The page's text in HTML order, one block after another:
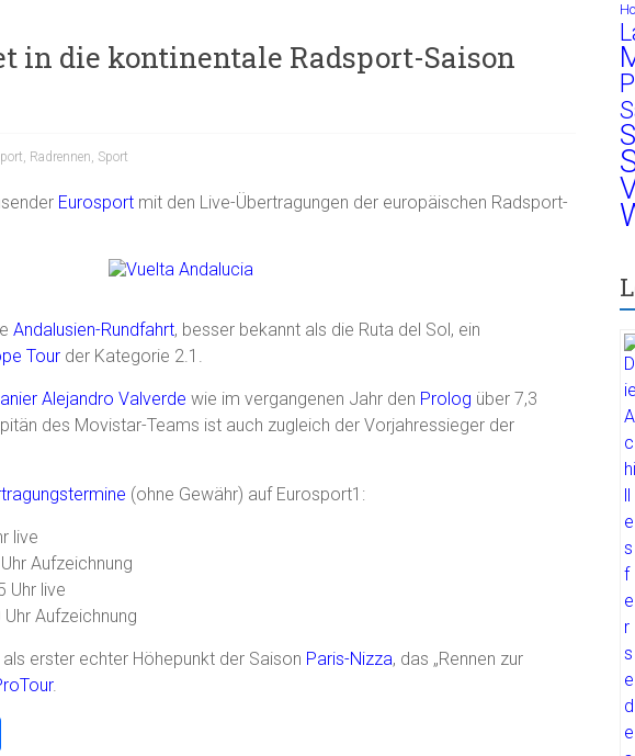
n in die kontinentale Radsport-Saison
Radrennen Sport
Eurosport mit den Live-Übertragungen der europäischen Radsport-
Andalusien-Rundfahrt, besser bekannt als die Ruta del Sol, ein
Tour der Kategorie 2.1.
Alejandro Valverde wie im vergangenen Jahr den Prolog über 7,3
des Movistar-Teams ist auch zugleich der Vorjahressieger der
(ohne Gewähr) auf Eurosport1:
live
Aufzeichnung
Uhr live
Aufzeichnung
erster echter Höhepunkt der Saison Paris-Nizza, das „Rennen zur
.